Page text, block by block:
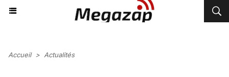
Accueil > Actualités